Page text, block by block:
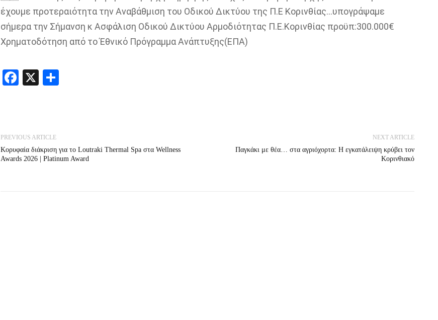
έχουμε προτεραιότητα την Αναβάθμιση του Οδικού Δικτύου της Π.Ε Κορινθίας…υπογράψαμε
σήμερα την Σήμανση κ Ασφάλιση Οδικού Δικτύου Αρμοδιότητας Π.Ε.Κορινθίας προϋπ:300.000€
Χρηματοδότηση από το Έθνικό Πρόγραμμα Ανάπτυξης(ΕΠΑ)
Facebook
X
PREVIOUS ARTICLE
Κορυφαία διάκριση για το Loutraki Thermal Spa στα Wellness
Awards 2026 | Platinum Award
NEXT ARTICLE
Παγκάκι με θέα… στα αγριόχορτα: Η εγκατάλειψη κρύβει τον
Κορινθιακό